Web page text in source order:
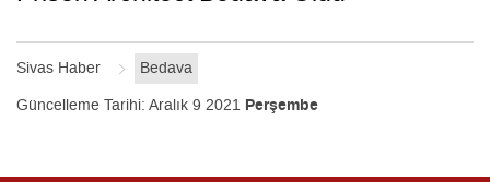
Sivas Haber
Bedava
Güncelleme Tarihi: Aralık 9 2021 Perşembe